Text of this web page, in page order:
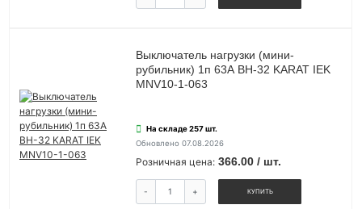
Выключатель нагрузки (мини-
рубильник) 1п 63А ВН-32 KARAT IEK
MNV10-1-063
На складе 257 шт.
Обновлено 07.08.2026
Розничная цена: 366.00 / шт.
- + КУПИТЬ